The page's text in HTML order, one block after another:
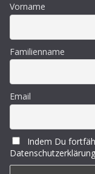
Vorname
Familienname
Email
Indem Du